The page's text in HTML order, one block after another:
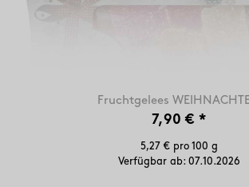
Fruchtgelees
7,90 € *
5,27 € pro 100 g
Verfügbar ab: 07.10.2026